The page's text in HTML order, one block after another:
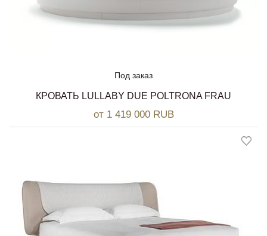
Под заказ
КРОВАТЬ LULLABY DUE POLTRONA FRAU
от 1 419 000 RUB